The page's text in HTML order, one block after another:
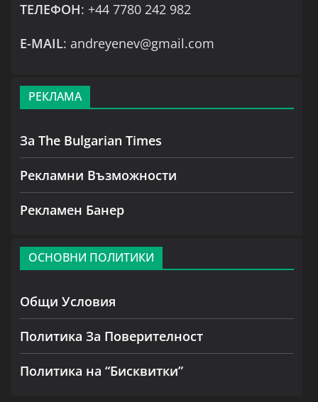
ТЕЛЕФОН: +44 7780 242 982
Е-MAIL: andreyenev@gmail.com
РЕКЛАМА
За The Bulgarian Times
Рекламни Възможности
Рекламен Банер
ОСНОВНИ ПОЛИТИКИ
Общи Условия
Политика За Поверителност
Политика на “Бисквитки”